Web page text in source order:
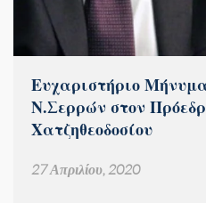
Ευχαριστήριο
Ν.Σερρών στον
Χατζηθεοδοσίου
27 Απριλίου, 2020